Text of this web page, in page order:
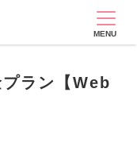
ラン【Web